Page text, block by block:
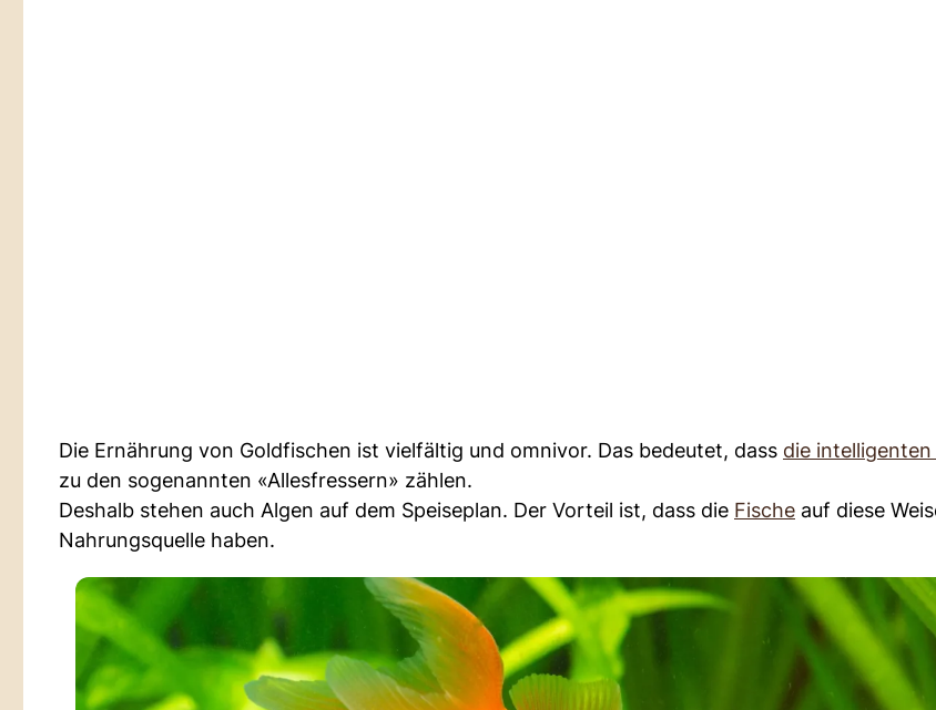
Die Ernährung von Goldfischen ist vielfältig und omnivor. Das bedeutet, dass die
zu den sogenannten «Allesfressern» zählen.
Deshalb stehen auch Algen auf dem Speiseplan. Der Vorteil ist, dass die Fische auf diese
Nahrungsquelle haben.